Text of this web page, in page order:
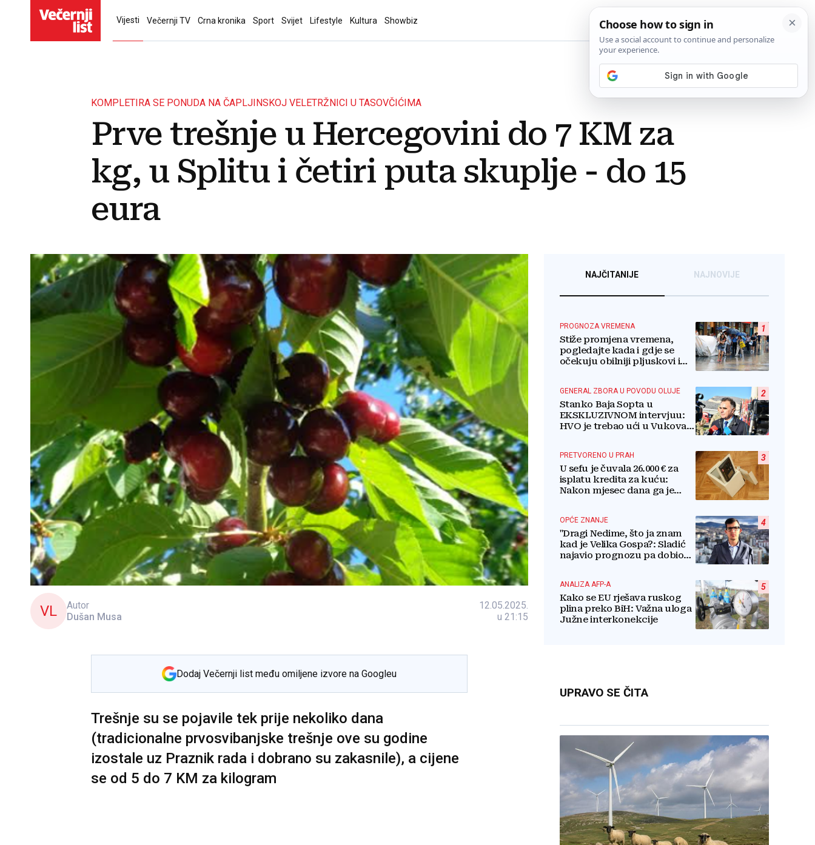
Vijesti Večernji TV Crna kronika Sport Svijet Lifestyle Kultura Showbiz
KOMPLETIRA SE PONUDA NA ČAPLJINSKOJ VELETRŽNICI U TASOVČIĆIMA
Prve trešnje u Hercegovini do 7 KM za
kg, u Splitu i četiri puta skuplje - do 15
eura
VL
Autor
Dušan Musa
12.05.2025.
u 21:15
Dodaj Večernji list među omiljene izvore na Googleu
Trešnje su se pojavile tek prije nekoliko dana
(tradicionalne prvosvibanjske trešnje ove su godine
izostale uz Praznik rada i dobrano su zakasnile), a cijene
se od 5 do 7 KM za kilogram
NAJČITANIJE NAJNOVIJE
1
PROGNOZA VREMENA
Stiže promjena vremena,
pogledajte kada i gdje se
očekuju obilniji pljuskovi i
2
GENERAL ZBORA U POVODU OLUJE
Stanko Baja Sopta u
EKSKLUZIVNOM intervjuu:
HVO je trebao ući u Vukovar
3
PRETVORENO U PRAH
U sefu je čuvala 26.000 € za
isplatu kredita za kuću:
Nakon mjesec dana ga je
4
OPĆE ZNANJE
"Dragi Nedime, što ja znam
kad je Velika Gospa?: Sladić
najavio prognozu pa dobio
5
ANALIZA AFP-A
Kako se EU rješava ruskog
plina preko BiH: Važna uloga
Južne interkonekcije
UPRAVO SE ČITA